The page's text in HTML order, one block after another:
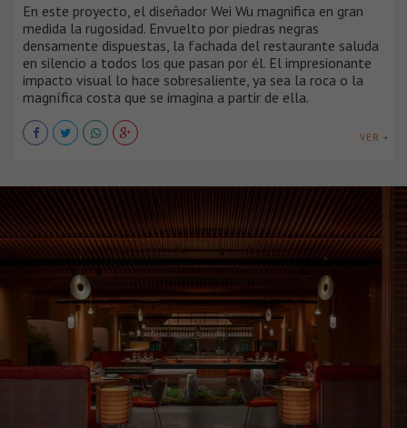
En este proyecto, el diseñador Wei Wu magnifica en gran
medida la rugosidad. Envuelto por piedras negras
densamente dispuestas, la fachada del restaurante saluda
en silencio a todos los que pasan por él. El impresionante
impacto visual lo hace sobresaliente, ya sea la roca o la
magnífica costa que se imagina a partir de ella.
VER +